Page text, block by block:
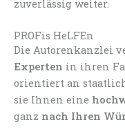
zuverlässig weiter.
PROFis HeLFEn
Die Autorenkanzlei
Experten in ihren
orientiert an
sie Ihnen eine
ganz nach Ihren